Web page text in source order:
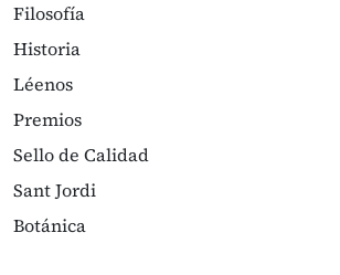
Filosofía
Historia
Léenos
Premios
Sello de Calidad
Sant Jordi
Botánica